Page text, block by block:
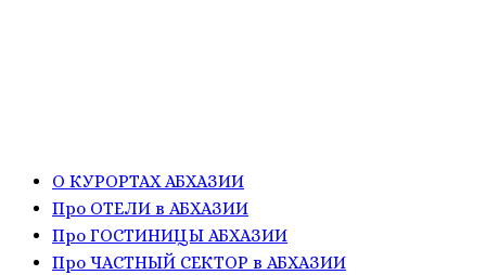
О КУРОРТАХ АБХАЗИИ
Про ОТЕЛИ в АБХАЗИИ
Про ГОСТИНИЦЫ АБХАЗИИ
Про ЧАСТНЫЙ СЕКТОР в АБХАЗИИ